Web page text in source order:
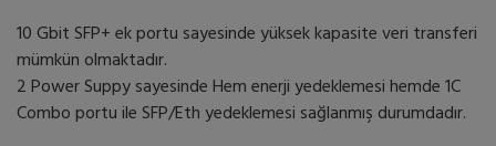
10 Gbit SFP+ ek portu sayesinde yüksek kapasite veri transferi
mümkün olmaktadır.
2 Power Suppy sayesinde Hem enerji yedeklemesi hemde 1C
Combo portu ile SFP/Eth yedeklemesi sağlanmış durumdadır.